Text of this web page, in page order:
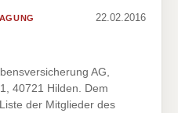
22.02.2016
AG,
40721 Hilden. Dem
der Mitglieder des